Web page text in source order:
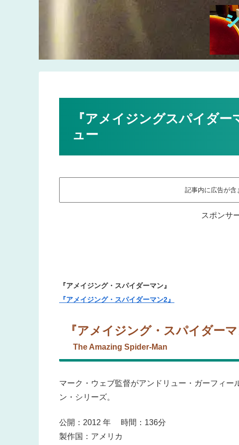
『アメイジングスパイダ
ュー
記事内に広告が含
スポンサ
『アメイジング・スパイダーマン』
『アメイジング・スパイダーマン2』
『アメイジング・スパイダーマ
The Amazing Spider-Man
マーク・ウェブ監督がアンドリュー・ガーフィ
ン・シリーズ。
公開：2012 年 時間：136分
製作国：アメリカ